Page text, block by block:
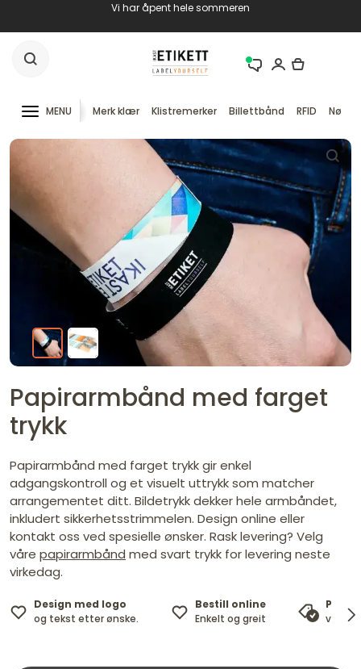
Vi har åpent hele sommeren
MENU Merk klær Klistremerker Billettbånd RFID
Papirarmbånd med farget
trykk
Papirarmbånd med farget trykk gir enkel
adgangskontroll og et visuelt uttrykk som matcher
arrangementet ditt. Bildetrykk dekker hele armbåndet,
inkludert sikkerhetsstrimmelen. Design online eller
kontakt oss ved spesielle ønsker. Rask levering? Velg
våre papirarmbånd med svart trykk for levering neste
virkedag.
Design med logo
og tekst etter ønske.
Bestill online
Enkelt og greit
vi